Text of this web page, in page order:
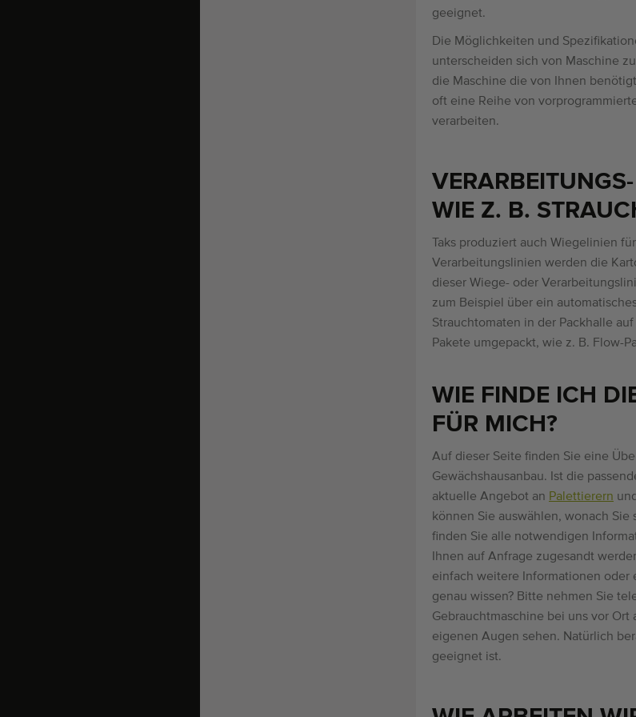
geeignet.
Die Möglichkeiten und
unterscheiden sich von Maschine
die Maschine die von Ihnen
oft eine Reihe von
verarbeiten.
WIE Z. B.
Taks produziert auch Wiegelinien
Verarbeitungslinien werden die
dieser Wiege- oder
zum Beispiel über ein
Strauchtomaten in der Packhalle
Pakete umgepackt, wie z. B. Flow-
WIE FINDE ICH
FÜR MICH?
Auf dieser Seite finden Sie eine
Gewächshausanbau. Ist die
aktuelle Angebot an Palettierern und
können Sie auswählen, wonach
finden Sie alle notwendigen
Ihnen auf Anfrage zugesandt
einfach weitere Informationen oder
genau wissen? Bitte nehmen Sie
Gebrauchtmaschine bei uns vor
eigenen Augen sehen. Natürlich
geeignet ist.